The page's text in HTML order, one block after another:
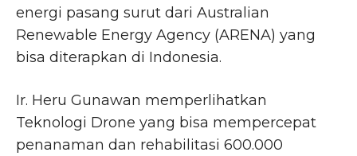
energi pasang surut dari Australian
Renewable Energy Agency (ARENA) yang
bisa diterapkan di Indonesia.
Ir. Heru Gunawan memperlihatkan
Teknologi Drone yang bisa mempercepat
penanaman dan rehabilitasi 600.000